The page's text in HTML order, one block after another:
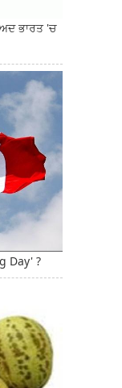
ਭਾਰਤ 'ਚ
Day' ?